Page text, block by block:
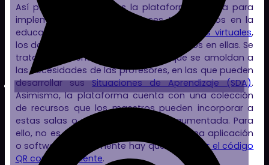
Así pues,
es la plataforma idónea para
implementar diferentes avances tecnológicos en la
educación. Gracias a su multitud de
salas virtuales,
los docentes pueden incluir a sus alumnos en ellas. Se
trata de diferentes tipos de salas que se amoldan a
las necesidades de las profesores, en las que pueden
desarrollar susSituaciones de Aprendizaje (SDA).
Asimismo, la plataforma cuenta con una colección
de recursos que los maestros pueden incorporar a
estas salas o mostrar en realidad aumentada. Para
ello, no es necesario descargarse ninguna aplicación
o software, simplemente hay que
escanear el código
QR correspondiente.